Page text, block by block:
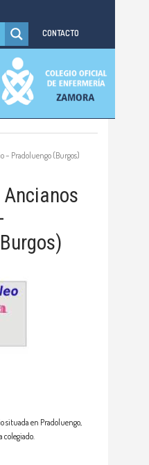
CONTACTO
– Pradoluengo (Burgos)
Ancianos
situada en Pradoluengo,
colegiado.